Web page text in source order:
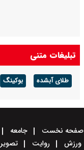
تبلیغات متنی
طلای آبشده بوکینگ
صفحه نخست جامعه
ورزش
روایت تصویر